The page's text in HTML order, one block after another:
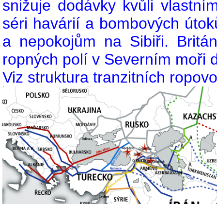
snižuje dodávky kvůli
séri havárií a bombových
a nepokojům na Sibiři.
ropných polí v Severním moři
Viz struktura tranzitních